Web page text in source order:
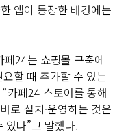
앱이 등장한 배경에는
24는 쇼핑몰 구축에
할 때 추가할 수 있는
카페24 스토어를 통해
로 설치·운영하는 것은
있다”고 말했다.